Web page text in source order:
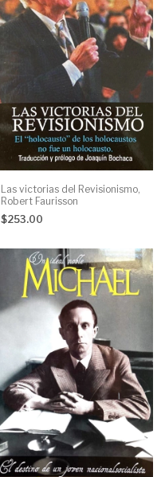
Las victorias del Revisionismo,
Robert Faurisson
$253.00